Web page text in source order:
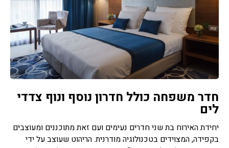
חדר משפחה כולל חדרון נוסף ונוף צדדי
לים
יחידת האירוח בת שני חדרים נעימים ועם זאת מתוכננים ומעוצבים
בקפידה, המצוידים בטכנולוגיה מודרנית. הריהוט שעוצב על ידי